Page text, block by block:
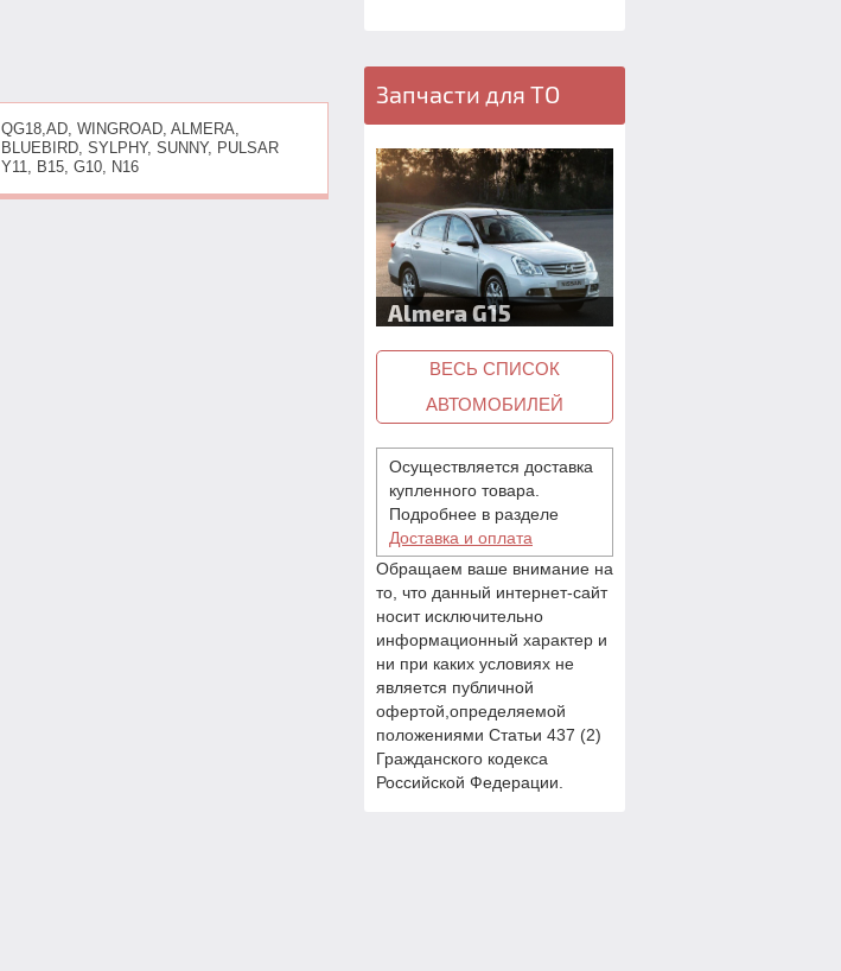
Запчасти для ТО
Juke F15
ВЕСЬ СПИСОК
АВТОМОБИЛЕЙ
Осуществляется доставка
купленного товара.
Подробнее в разделе
Доставка и оплата
Обращаем ваше внимание на
то, что данный интернет-сайт
носит исключительно
информационный характер и
ни при каких условиях не
является публичной
офертой,определяемой
положениями Статьи 437 (2)
Гражданского кодекса
Российской Федерации.
QG18,AD, WINGROAD, ALMERA,
BLUEBIRD, SYLPHY, SUNNY, PULSAR
Y11, B15, G10, N16